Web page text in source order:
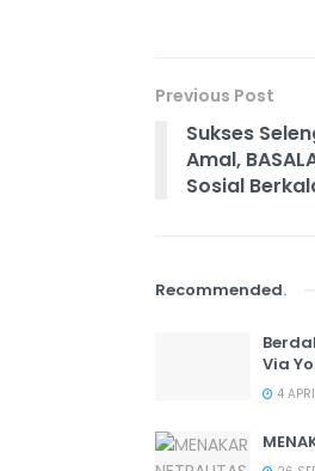
Previous Post
Sukses
Amal,
Sosial
Recommended.
Via
4